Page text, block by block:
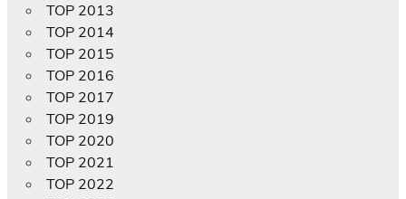
TOP 2013
TOP 2014
TOP 2015
TOP 2016
TOP 2017
TOP 2019
TOP 2020
TOP 2021
TOP 2022